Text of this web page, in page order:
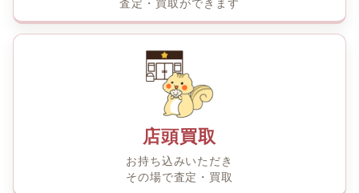
査定・買取ができます
店頭買取
お持ち込みいただき
その場で査定・買取